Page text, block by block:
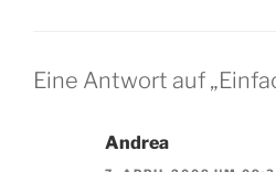
Eine Antwort auf
Andrea